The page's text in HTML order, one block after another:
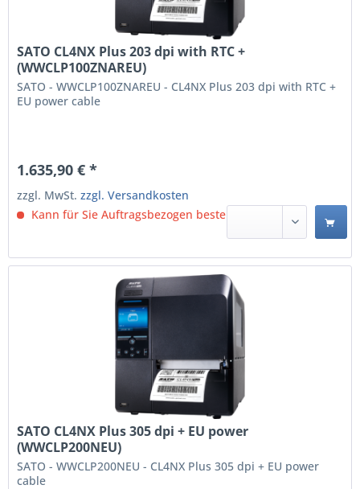
SATO CL4NX Plus 203 dpi with RTC +
(WWCLP100ZNAREU)
SATO - WWCLP100ZNAREU - CL4NX Plus 203 dpi with RTC +
EU power cable
1.635,90 € *
zzgl. MwSt.zzgl. Versandkosten
Kann für Sie Auftragsbezogen bestellt werden.
SATO CL4NX Plus 305 dpi + EU power
(WWCLP200NEU)
SATO - WWCLP200NEU - CL4NX Plus 305 dpi + EU power
cable